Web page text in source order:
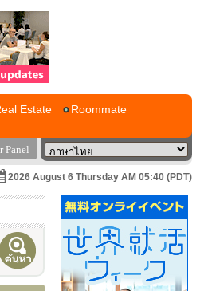
Estate
Roommate
Panel
2026 August 6 Thursday AM 05:40 (PDT)